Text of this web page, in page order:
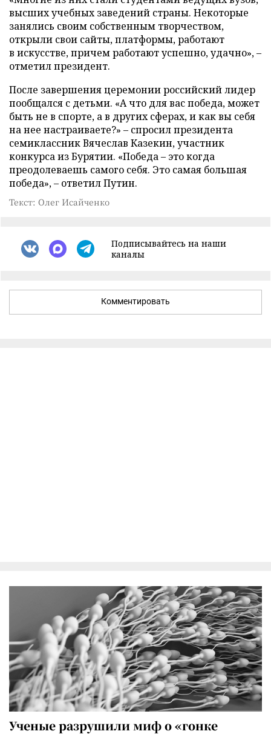
высших учебных заведений страны. Некоторые
занялись своим собственным творчеством,
открыли свои сайты, платформы, работают
в искусстве, причем работают успешно, удачно», –
отметил президент.
После завершения церемонии российский лидер
пообщался с детьми. «А что для вас победа, может
быть не в спорте, а в других сферах, и как вы себя
на нее настраиваете?» – спросил президента
семиклассник Вячеслав Казекин, участник
конкурса из Бурятии. «Победа – это когда
преодолеваешь самого себя. Это самая большая
победа», – ответил Путин.
Текст: Олег Исайченко
Подписывайтесь на наши
каналы
Комментировать
Ученые разрушили миф о «гонке